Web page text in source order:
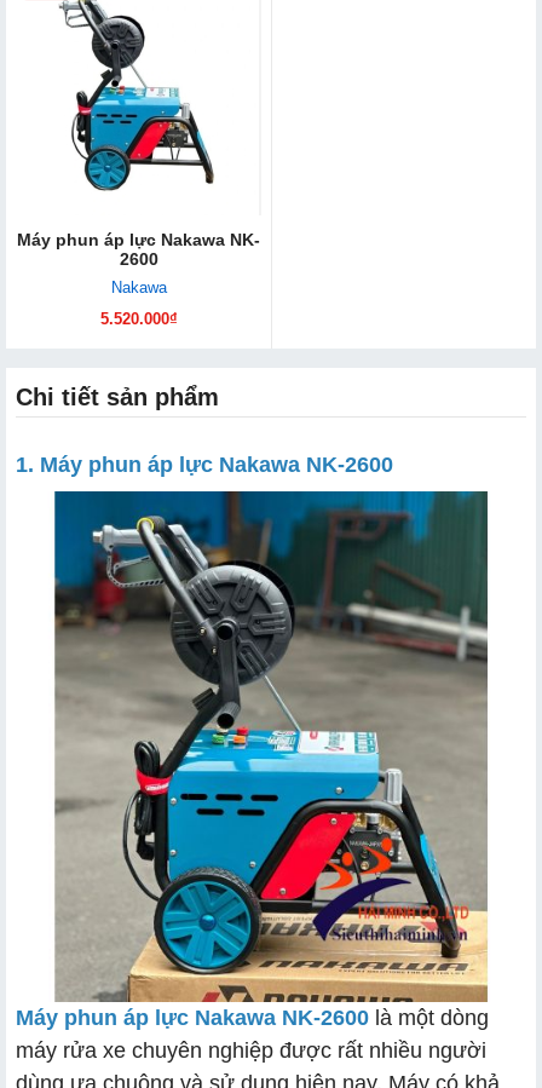
Máy phun áp lực Nakawa NK-
2600
Nakawa
5.520.000₫
Chi tiết sản phẩm
1. Máy phun áp lực Nakawa NK-2600
Máy phun áp lực Nakawa NK-2600 là một dòng
máy rửa xe chuyên nghiệp được rất nhiều người
dùng ưa chuộng và sử dụng hiện nay. Máy có khả